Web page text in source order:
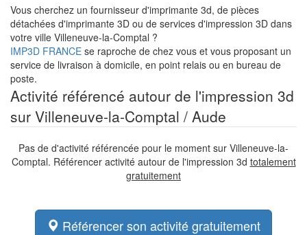
Vous cherchez un fournisseur d'imprimante 3d, de pièces
détachées d'imprimante 3D ou de services d'impression 3D dans
votre ville Villeneuve-la-Comptal ?
IMP3D FRANCE se raproche de chez vous et vous proposant un
service de livraison à domicile, en point relais ou en bureau de
poste.
Activité référencé autour de l'impression 3d
sur Villeneuve-la-Comptal / Aude
Pas de d'activité référencée pour le moment sur Villeneuve-la-
Comptal. Référencer activité autour de l'impression 3d totalement
gratuitement
Référencer son activité gratuitement